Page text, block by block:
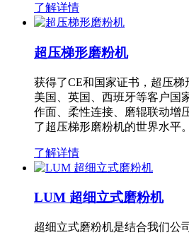
了解详情
超压梯形磨粉机
获得了CE和国家证书，超压梯
美国、英国、西班牙等客户国
作面、柔性连接、磨辊联动增
了超压梯形磨粉机的世界水平
了解详情
LUM 超细立式磨粉机
超细立式磨粉机是结合我们公